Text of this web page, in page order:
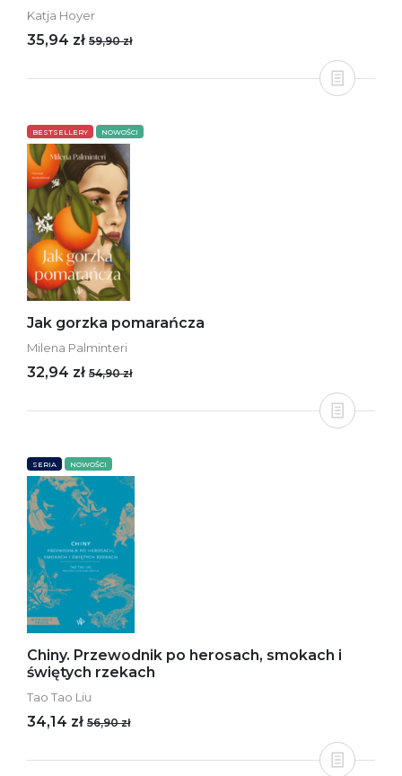
Katja Hoyer
35,94 zł 59,90 zł
BESTSELLERY NOWOŚCI
Jak gorzka pomarańcza
Milena Palminteri
32,94 zł 54,90 zł
SERIA NOWOŚCI
Chiny. Przewodnik po herosach, smokach i
świętych rzekach
Tao Tao Liu
34,14 zł 56,90 zł